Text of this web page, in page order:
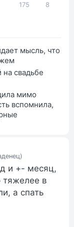
175 8
мысль, что
свадьбе
мимо
вспомнила,
и +- месяц,
тяжелее в
а спать